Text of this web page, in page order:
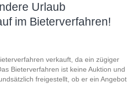
Urlaub
im Bieterverfahren!
verkauft, da ein zügiger
Bieterverfahren ist keine Auktion und
freigestellt, ob er ein Angebot